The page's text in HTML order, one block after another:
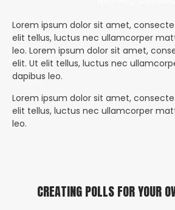
Lorem ipsum dolor sit amet,
elit tellus, luctus nec ullamcorper
leo. Lorem ipsum dolor sit amet,
elit. Ut elit tellus, luctus nec
dapibus leo.
Lorem ipsum dolor sit amet,
elit tellus, luctus nec ullamcorper
leo.
CREATING POLLS FOR YOUR